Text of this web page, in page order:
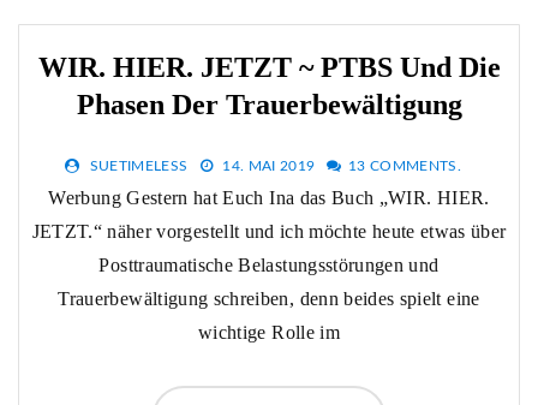
WIR. HIER. JETZT ~ PTBS Und Die
Phasen Der Trauerbewältigung
SUETIMELESS 14. MAI 2019 13 COMMENTS.
Werbung Gestern hat Euch Ina das Buch „WIR. HIER.
JETZT.“ näher vorgestellt und ich möchte heute etwas über
Posttraumatische Belastungsstörungen und
Trauerbewältigung schreiben, denn beides spielt eine
wichtige Rolle im